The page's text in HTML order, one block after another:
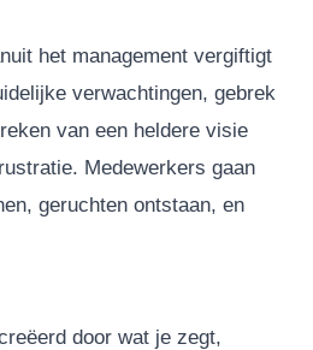
het management vergiftigt
verwachtingen, gebrek
van een heldere visie
Medewerkers gaan
geruchten ontstaan, en
door wat je zegt,